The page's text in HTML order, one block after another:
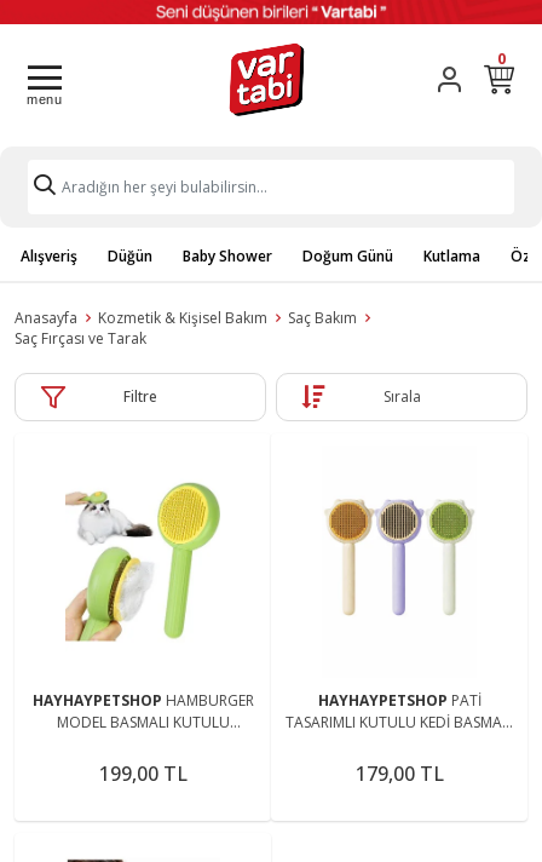
0
Alışveriş Düğün Baby Shower Doğum Günü Kutlama
Anasayfa Kozmetik & Kişisel Bakım
Saç Bakım
Saç Fırçası ve Tarak
Filtre Sırala
HAYHAYPETSHOP HAMBURGER
MODEL BASMALI KUTULU
199,00 TL
HAYHAYPETSHOP PATİ
TASARIMLI KUTULU KEDİ BASMALI
GREEN
179,00 TL